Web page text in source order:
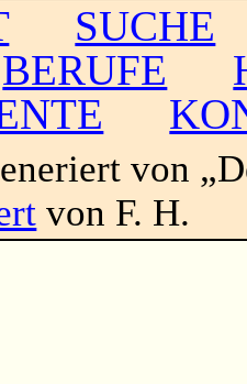
SUCHE
BERUFE
von
von F. H.